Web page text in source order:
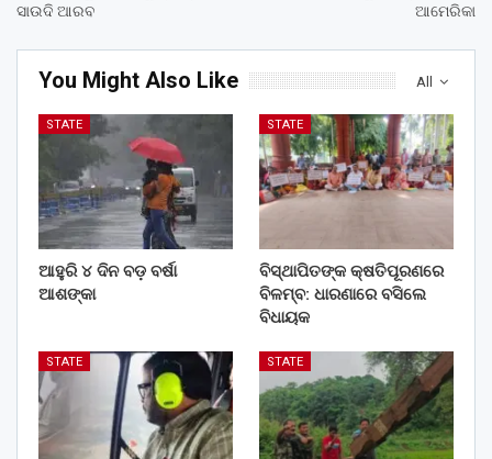
ସାଉଦି ଆରବ
ଆମେରିକା
All
You Might Also Like
STATE
ଆହୁରି ୪ ଦିନ ବଡ଼ ବର୍ଷା
ଆଶଙ୍କା
STATE
ବିସ୍ଥାପିତଙ୍କ କ୍ଷତିପୂରଣରେ
ବିଳମ୍ବ: ଧାରଣାରେ ବସିଲେ
ବିଧାୟକ
STATE STATE